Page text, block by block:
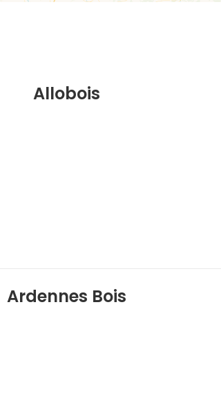
Allobois
Ardennes Bois